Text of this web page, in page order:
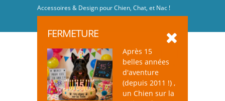
Accessoires & Design pour Chien, Chat, et Nac !
FERMETURE
Après 15
belles années
d'aventure
(depuis 2011 !) ,
un Chien sur la